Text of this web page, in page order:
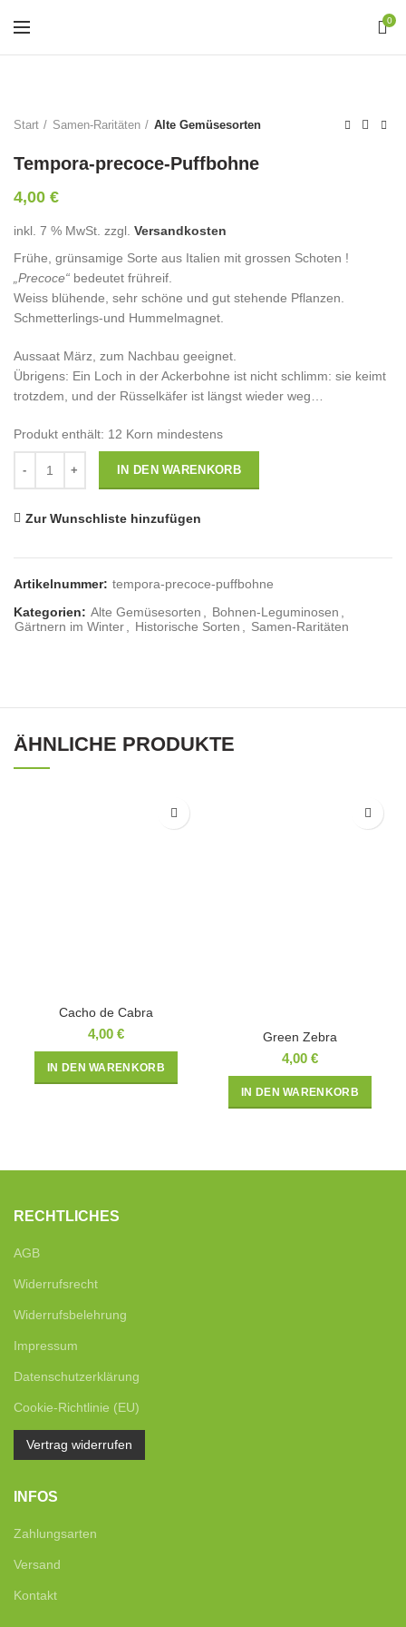
0
Start Samen-Raritäten Alte Gemüsesorten
Tempora-precoce-Puffbohne
4,00 €
inkl. 7 % MwSt. zzgl. Versandkosten
Frühe, grünsamige Sorte aus Italien mit grossen Schoten !
„Precoce“ bedeutet frühreif.
Weiss blühende, sehr schöne und gut stehende Pflanzen.
Schmetterlings-und Hummelmagnet.
Aussaat März, zum Nachbau geeignet.
Übrigens: Ein Loch in der Ackerbohne ist nicht schlimm: sie keimt
trotzdem, und der Rüsselkäfer ist längst wieder weg…
Produkt enthält: 12 Korn mindestens
IN DEN WARENKORB
Zur Wunschliste hinzufügen
Artikelnummer: tempora-precoce-puffbohne
Kategorien: Alte Gemüsesorten Bohnen-Leguminosen
Gärtnern im Winter
Historische Sorten Samen-Raritäten
ÄHNLICHE PRODUKTE
Cacho de Cabra
4,00 €
IN DEN WARENKORB
Green Zebra
4,00 €
IN DEN WARENKORB
RECHTLICHES
AGB
Widerrufsrecht
Widerrufsbelehrung
Impressum
Datenschutzerklärung
Cookie-Richtlinie (EU)
Vertrag widerrufen
INFOS
Zahlungsarten
Versand
Kontakt